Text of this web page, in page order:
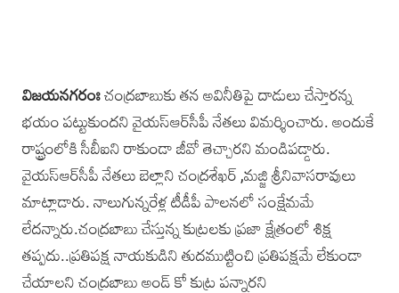
విజయనగరంఃచంద్రబాబుకు తన అవినీతిపై దాడులు చేస్తారన్న
భయం పట్టుకుందని వైయస్‌ఆర్‌సీపీ నేతలు విమర్శించారు. అందుకే
రాష్ట్రంలోకి సీబీఐని రాకుండా జీవో తెచ్చారని మండిపడ్డారు.
వైయస్‌ఆర్‌సీపీ నేతలు బెల్లాని చంద్రశేఖర్‌ ,మజ్జి శ్రీనివాసరావులు
మాట్లాడారు. నాలుగున్నరేళ్ల టీడీపీ పాలనలో సంక్షేమమే
లేదన్నారు.చంద్రబాబు చేస్తున్న కుట్రలకు ప్రజా క్షేత్రంలో శిక్ష
తప్పదు..ప్రతిపక్ష నాయకుడిని తుదముట్టించి ప్రతిపక్షమే లేకుండా
చేయాలని చంద్రబాబు అండ్‌ కో కుట్ర పన్నారని